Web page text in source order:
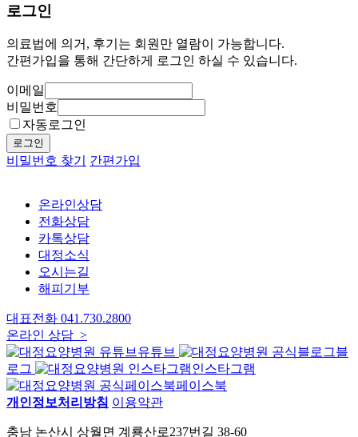
로그인
의료법에 의거, 후기는 회원만 열람이 가능합니다.
간편가입을 통해 간단하게 로그인 하실 수 있습니다.
이메일
비밀번호
자동로그인
로그인
비밀번호 찾기 간편가입
온라인상담
전화상담
카톡상담
대정소식
오시는길
해피기부
대표전화 041.730.2800
온라인 상담 >
유튜브
블
로그
인스타그램
페이스북
개인정보처리방침 이용약관
충남 논산시 상월면 계룡산로237번길 38-60